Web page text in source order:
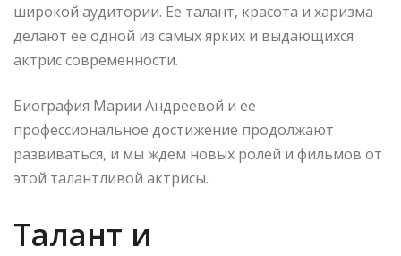
широкой аудитории. Ее талант, красота и харизма
делают ее одной из самых ярких и выдающихся
актрис современности.
Биография Марии Андреевой и ее
профессиональное достижение продолжают
развиваться, и мы ждем новых ролей и фильмов от
этой талантливой актрисы.
Талант и